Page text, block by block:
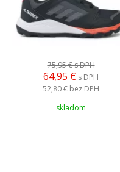
75,95 €s DPH
64,95 € s DPH
52,80 € bez DPH
skladom